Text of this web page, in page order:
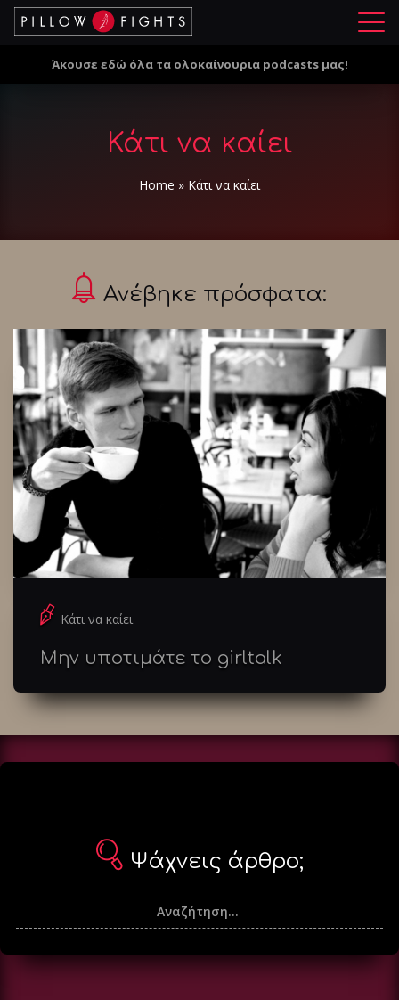
Μ
ο
Άκουσε εδώ όλα τα ολοκαίνουρια podcasts μας!
Κάτι να καίει
Home » Κάτι να καίει
Ανέβηκε πρόσφατα:
Κάτι να καίει
Μην υποτιμάτε το girltalk
Ψάχνεις άρθρο;